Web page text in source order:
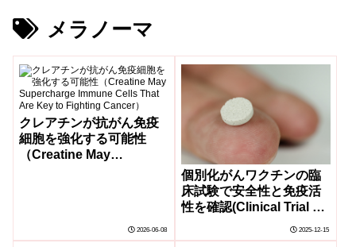
メラノーマ
クレアチンが抗がん免疫
細胞を強化する可能性
（Creatine May
2026-06-08
個別化がんワクチンの臨
床試験で安全性と免疫活
性を確認(Clinical Trial of
Personalized Cancer
Vaccine Demonstrates
2025-12-15